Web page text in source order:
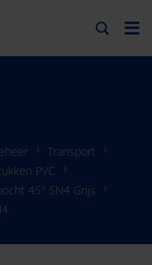
Transport
PVC
45° SN4 Grijs